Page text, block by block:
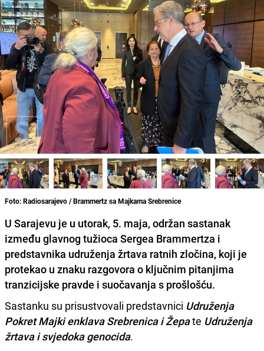
Foto: Radiosarajevo / Brammertz sa Majkama Srebrenice
U Sarajevu je u utorak, 5. maja, održan sastanak
između glavnog tužioca Sergea Brammertza i
predstavnika udruženja žrtava ratnih zločina, koji je
protekao u znaku razgovora o ključnim pitanjima
tranzicijske pravde i suočavanja s prošlošću.
Sastanku su prisustvovali predstavnici Udruženja
Pokret Majki enklava Srebrenica i Žepate Udruženja
žrtava i svjedoka genocida.